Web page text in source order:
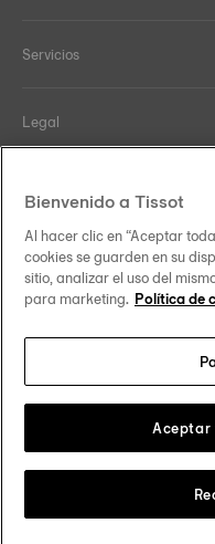
Servicios
Legal
Our commitments
Change country
Bienvenido a Tissot
Al hacer clic en “Aceptar
cookies se guarden en su
sitio, analizar el uso del
para marketing. Política de
Aceptar